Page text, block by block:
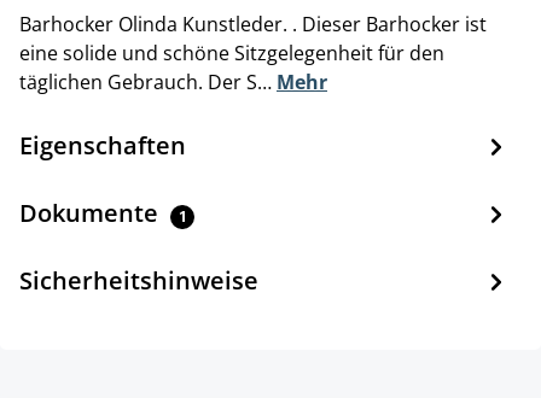
Barhocker Olinda Kunstleder. . Dieser Barhocker ist
eine solide und schöne Sitzgelegenheit für den
täglichen Gebrauch. Der S… Mehr
Eigenschaften
Dokumente 1
Sicherheitshinweise